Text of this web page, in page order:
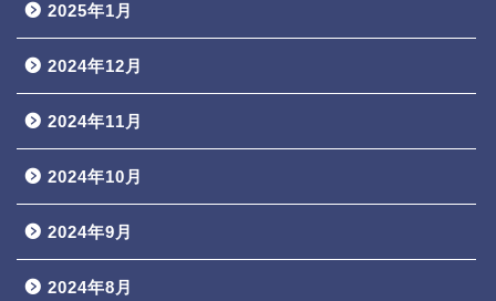
2025年1月
2024年12月
2024年11月
2024年10月
2024年9月
2024年8月